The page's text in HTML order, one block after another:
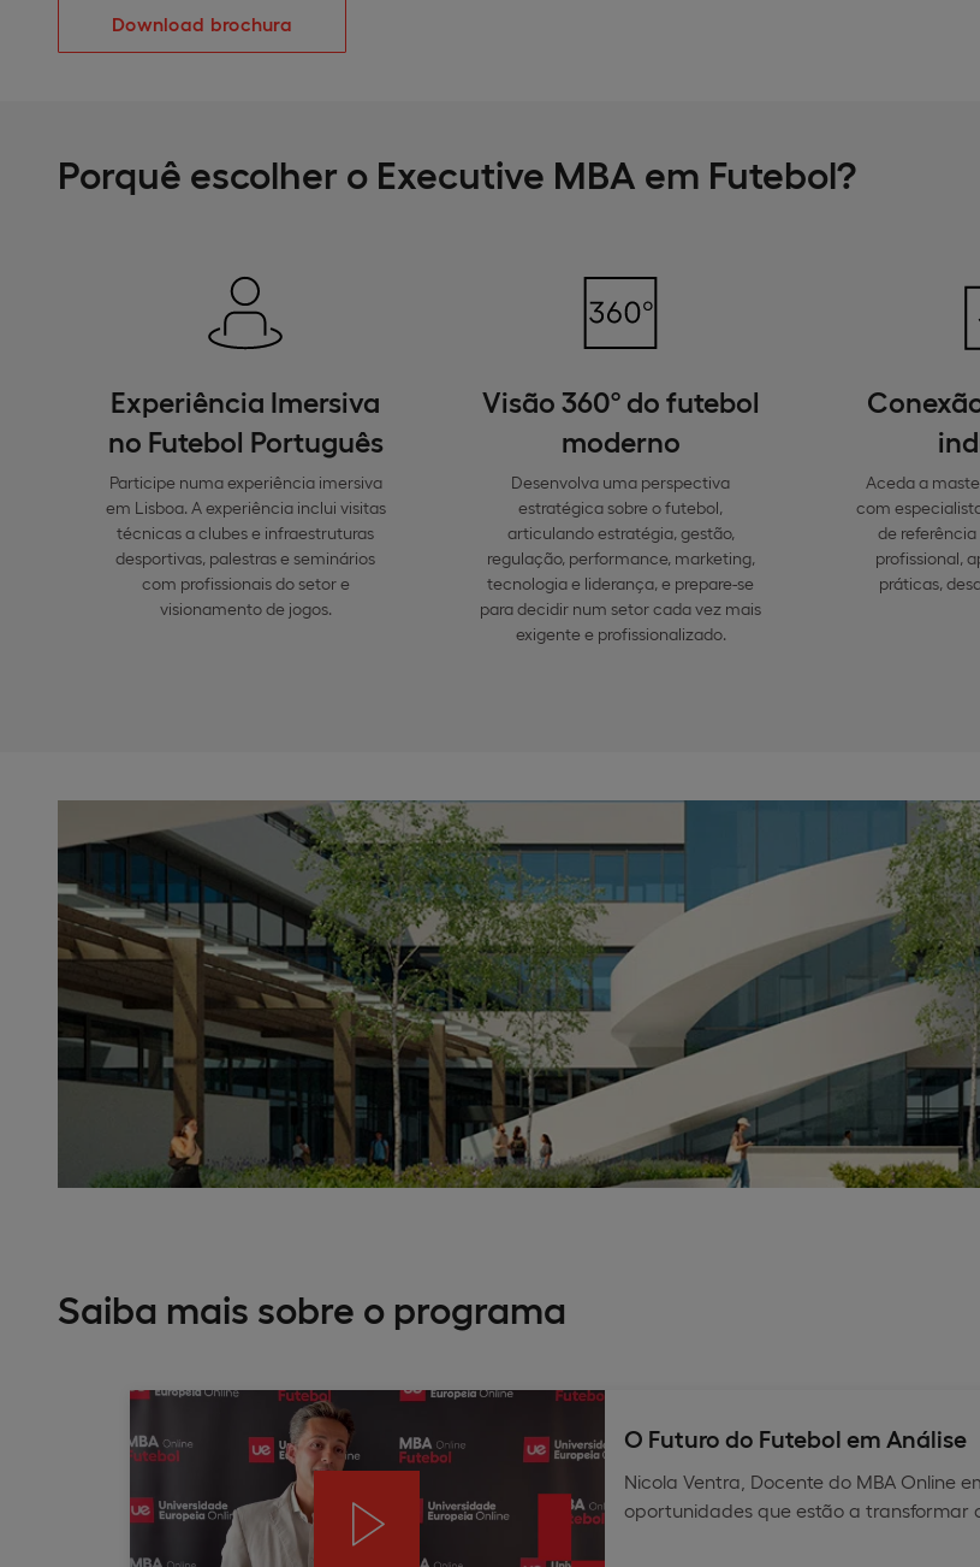
Download brochura
Porquê escolher o Executive MBA em Futebol?
Experiência Imersiva
no Futebol Português
Participe numa experiência imersiva
em Lisboa. A experiência inclui visitas
técnicas a clubes e infraestruturas
desportivas, palestras e seminários
com profissionais do setor e
visionamento de jogos.
Visão 360º do futebol
moderno
Desenvolva uma perspectiva
estratégica sobre o futebol,
articulando estratégia, gestão,
regulação, performance, marketing,
tecnologia e liderança, e prepare-se
para decidir num setor cada vez mais
exigente e profissionalizado.
Aceda a
com
de
profissional,
práticas,
Saiba mais sobre o programa
O Futuro do Futebol em Análise
Nicola Ventra, Docente do MBA Online
oportunidades que estão a transformar